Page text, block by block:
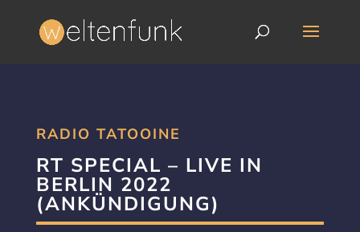
RADIO TATOOINE
RT SPECIAL – LIVE IN
BERLIN 2022
(ANKÜNDIGUNG)